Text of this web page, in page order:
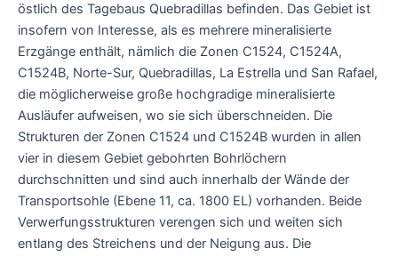
östlich des Tagebaus Quebradillas befinden. Das Gebiet ist
insofern von Interesse, als es mehrere mineralisierte
Erzgänge enthält, nämlich die Zonen C1524, C1524A,
C1524B, Norte-Sur, Quebradillas, La Estrella und San Rafael,
die möglicherweise große hochgradige mineralisierte
Ausläufer aufweisen, wo sie sich überschneiden. Die
Strukturen der Zonen C1524 und C1524B wurden in allen
vier in diesem Gebiet gebohrten Bohrlöchern
durchschnitten und sind auch innerhalb der Wände der
Transportsohle (Ebene 11, ca. 1800 EL) vorhanden. Beide
Verwerfungsstrukturen verengen sich und weiten sich
entlang des Streichens und der Neigung aus. Die